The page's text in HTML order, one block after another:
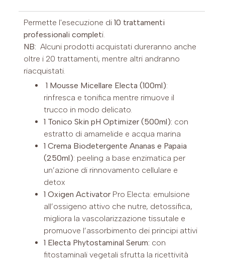
Permette l'esecuzione di10 trattamenti
professionali completi.
NB: Alcuni prodotti acquistati dureranno anche
oltre i 20 trattamenti, mentre altri andranno
riacquistati.
1 Mousse Micellare Electa (100ml):
rinfresca e tonifica mentre rimuove il
trucco in modo delicato.
1 Tonico Skin pH Optimizer (500ml): con
estratto di amamelide e acqua marina
1 Crema Biodetergente Ananas e Papaia
(250ml): peeling a base enzimatica per
un’azione di rinnovamento cellulare e
detox
1 Oxigen Activator Pro Electa: emulsione
all’ossigeno attivo che nutre, detossifica,
migliora la vascolarizzazione tissutale e
promuove l’assorbimento dei principi attivi
1 Electa Phytostaminal Serum: con
fitostaminali vegetali sfrutta la ricettività